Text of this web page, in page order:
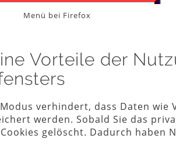
Menü bei Firefox
Vorteile der
verhindert, dass Daten wie
werden. Sobald Sie das
gelöscht. Dadurch